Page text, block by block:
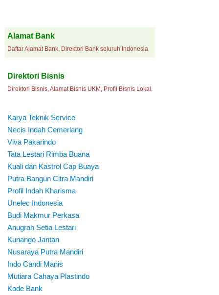
Alamat Bank
Daftar Alamat Bank, Direktori Bank seluruh Indonesia
Direktori Bisnis
Direktori Bisnis, Alamat Bisnis UKM, Profil Bisnis Lokal.
Karya Teknik Service
Necis Indah Cemerlang
Viva Pakarindo
Tata Lestari Rimba Buana
Kuali dan Kastrol Cap Buaya
Putra Bangun Citra Mandiri
Profil Indah Kharisma
Unelec Indonesia
Budi Makmur Perkasa
Anugrah Setia Lestari
Kunango Jantan
Nusaraya Putra Mandiri
Indo Candi Manis
Mutiara Cahaya Plastindo
Kode Bank